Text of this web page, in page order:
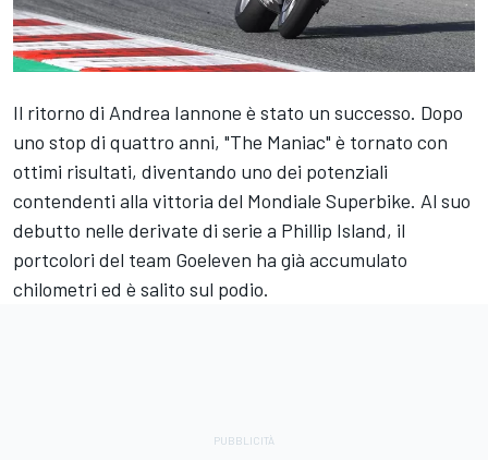
Il ritorno di Andrea Iannone è stato un successo. Dopo
uno stop di quattro anni, "The Maniac" è tornato con
ottimi risultati, diventando uno dei potenziali
contendenti alla vittoria del Mondiale Superbike. Al suo
debutto nelle derivate di serie a Phillip Island, il
portcolori del team Goeleven ha già accumulato
chilometri ed è salito sul podio.